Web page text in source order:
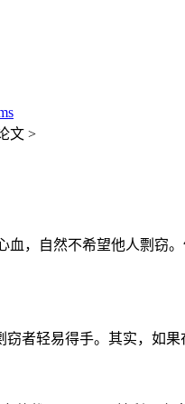
文 >
血，自然不希望他人剽
者轻易得手。其实，如